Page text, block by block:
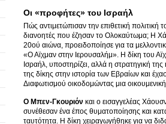
Οι «προφήτες» του Ισραήλ
Πώς αντιμετώπισαν την επιθετική πολιτική
διανοητές που έζησαν το Ολοκαύτωμα; Η
20ού αιώνα, προειδοποίησε για τα
«Ο Αϊχμαν στην Ιερουσαλήμ». Η δίκη του
Ισραήλ, υποστηρίζει, αλλά η στρατηγική
της δίκης στην ιστορία των Εβραίων και
Διαφωτισμού οικοδομώντας μια
Ο Μπεν-Γκουριόν και ο εισαγγελέας
συνέθεσαν ένα έπος θυματοποίησης και
ταυτότητα. Η δίκη χειραγωγήθηκε για να